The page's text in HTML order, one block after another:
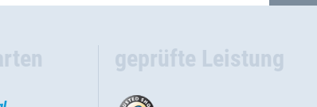
geprüfte Leistung